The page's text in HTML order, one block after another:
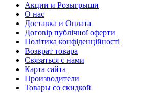
Акции и Розыгрыши
О нас
Доставка и Оплата
Договір публічної оферти
Політика конфіденційності
Возврат товара
Связаться с нами
Карта сайта
Производители
Товары со скидкой